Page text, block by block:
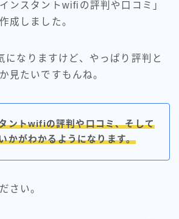
ンスタントwifiの評判や口コミ」
成しました。
になりますけど、やっぱり評判と
見たいですもんね。
ントwifiの評判や口コミ、そして
かがわかるようになります。
さい。